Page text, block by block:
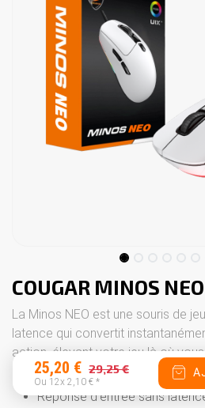
COUGAR MINOS
La Minos NEO est une souris de
latence qui convertit
action, élevant votre jeu là où
mortel.
Réponse d'entrée sans
25,20 € 29,25€
Ou 12x 2,10 € *